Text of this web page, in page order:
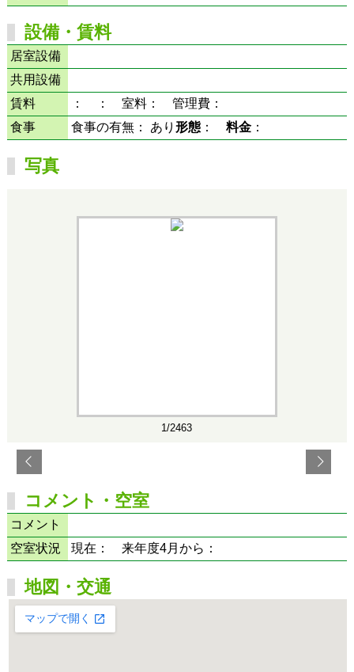
設備・賃料
居室設備
共用設備
賃料
： ： 室料： 管理費：
食事
食事の有無： あり形態 ：料金 ：
写真
1/2463
コメント・空室
コメント
空室状況
現在： 来年度4月から：
地図・交通